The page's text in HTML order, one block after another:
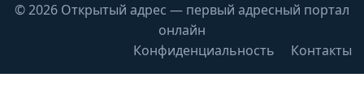
© 2026 Открытый адрес — первый адресный портал
онлайн
Конфиденциальность
Контакты